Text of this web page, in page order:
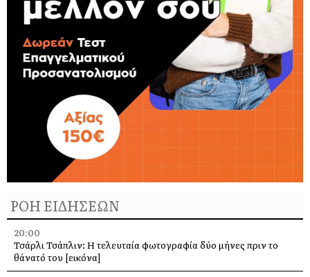
ΡΟΗ ΕΙΔΗΣΕΩΝ
20:00
Τσάρλι Τσάπλιν: Η τελευταία φωτογραφία δύο μήνες πριν το
θάνατό του [εικόνα]